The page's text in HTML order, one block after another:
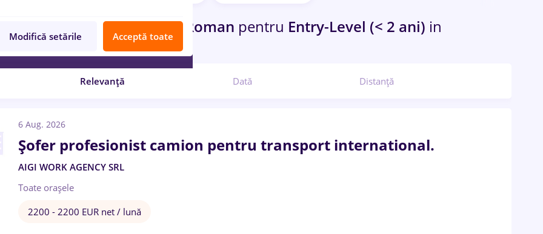
Full timeinRoman pentru Entry-Level (< 2 ani) in
/ Distributie
Relevanță Dată Distanță
6 Aug. 2026
Șofer profesionist camion pentru transport international.
AIGI WORK AGENCY SRL
Toate oraşele
2200 - 2200 EUR net / lună
Modifică setările Acceptă toate